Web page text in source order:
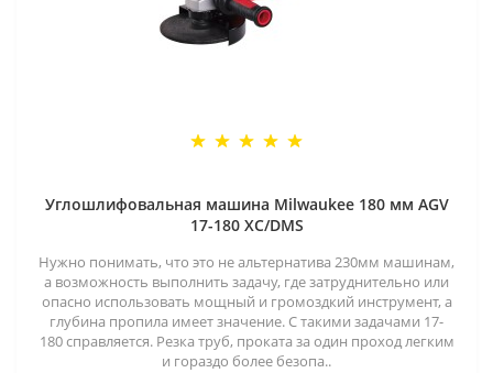
Углошлифовальная машина Milwaukee 180 мм AGV
17-180 XC/DMS
Нужно понимать, что это не альтернатива 230мм машинам,
а возможность выполнить задачу, где затруднительно или
опасно использовать мощный и громоздкий инструмент, а
глубина пропила имеет значение. С такими задачами 17-
180 справляется. Резка труб, проката за один проход легким
и гораздо более безопа..